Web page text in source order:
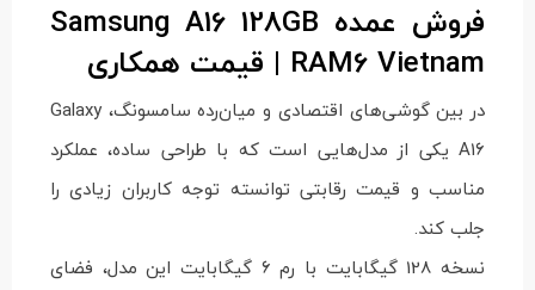
فروش عمده Samsung A16 128GB
RAM6 Vietnam | قیمت همکاری
در بین گوشی‌های اقتصادی و میان‌رده سامسونگ، Galaxy
A16 یکی از مدل‌هایی است که با طراحی ساده، عملکرد
مناسب و قیمت رقابتی توانسته توجه کاربران زیادی را
جلب کند.
نسخه 128 گیگابایت با رم 6 گیگابایت این مدل، فضای